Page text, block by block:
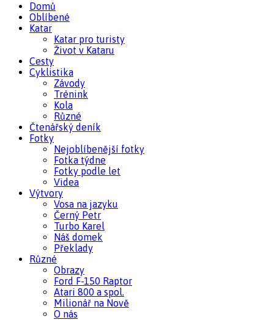
Domů
Oblíbené
Katar
Katar pro turisty
Život v Kataru
Cesty
Cyklistika
Závody
Trénink
Kola
Různé
Čtenářský deník
Fotky
Nejoblíbenější fotky
Fotka týdne
Fotky podle let
Videa
Výtvory
Vosa na jazyku
Černý Petr
Turbo Karel
Náš domek
Překlady
Různé
Obrazy
Ford F-150 Raptor
Atari 800 a spol.
Milionář na Nově
O nás